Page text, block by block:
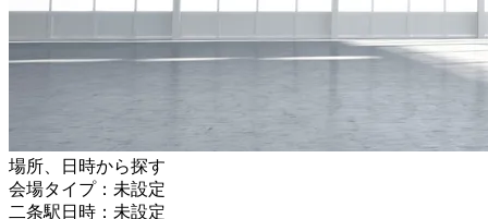
場所、日時から探す
会場タイプ：未設定
二条駅日時：未設定